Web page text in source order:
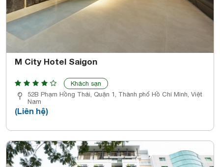
M City Hotel Saigon
Khách sạn
52B Phạm Hồng Thái, Quận 1, Thành phố Hồ Chí Minh, Việt
Nam
(Liên hệ)